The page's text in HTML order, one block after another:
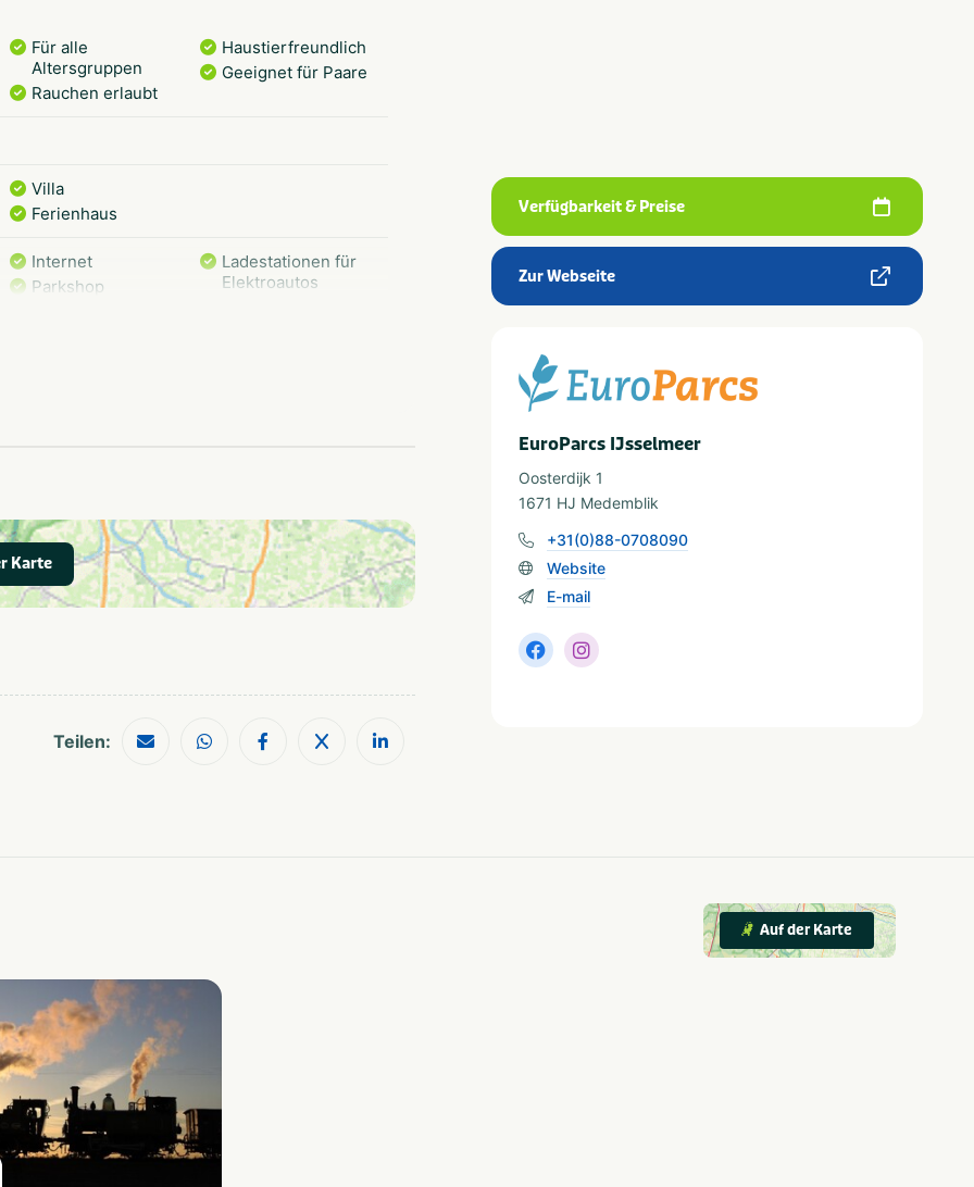
Für alle
Altersgruppen
Rauchen erlaubt
Haustierfreundlich
Geeignet für Paare
Villa
Ferienhaus
Internet
Parkshop
Ladestationen für
Elektroautos
Restaurant
IJsselmeer
Karte
Teilen:
Verfügbarkeit & Preise
Zur Webseite
EuroParcs IJsselmeer
Oosterdijk 1
1671 HJ Medemblik
+31(0)88-0708090
Website
E-mail
Auf der Karte